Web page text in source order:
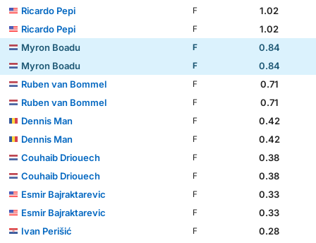
Ricardo Pepi F
1.02
Ricardo Pepi
F
1.02
Myron Boadu
F
0.84
Myron Boadu
F
0.84
Ruben van Bommel
F
0.71
Ruben van Bommel
F
0.71
Dennis Man
F
0.42
Dennis Man
F
0.42
Couhaib Driouech
F
0.38
Couhaib Driouech
F
0.38
Esmir Bajraktarevic
F
0.33
Esmir Bajraktarevic
F
0.33
Ivan Perišić
F
0.28